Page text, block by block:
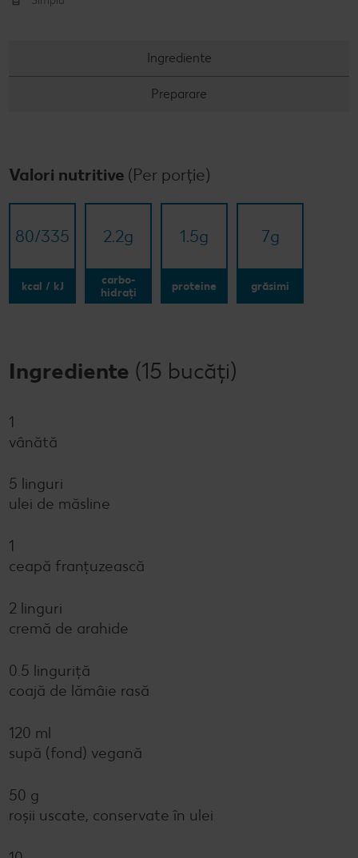
Ingrediente
Preparare
Valori nutritive (Per porție)
80/​335
kcal / kJ
2.2g
carbo-
hidrați
1.5g
proteine
7g
grăsimi
Ingrediente (15 bucăți)
1
vânătă
5 linguri
ulei de măsline
1
ceapă franțuzească
2 linguri
cremă de arahide
0.5 linguriţă
coajă de lămâie rasă
120 ml
supă (fond) vegană
50 g
roşii uscate, conservate în ulei